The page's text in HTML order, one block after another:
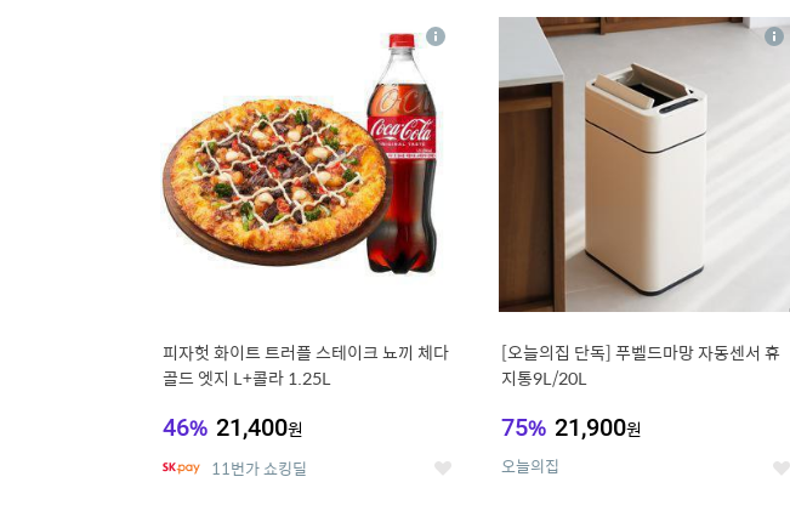
피자헛 화이트 트러플 스테이크 뇨끼 체다
골드 엣지 L+콜라 1.25L
46% 21,400원
11번가 쇼킹딜 좋
상
14
[오늘의집 단독] 푸벨드마망 자동센서 휴
지통9L/20L
75% 21,900원
오늘의집 좋
상